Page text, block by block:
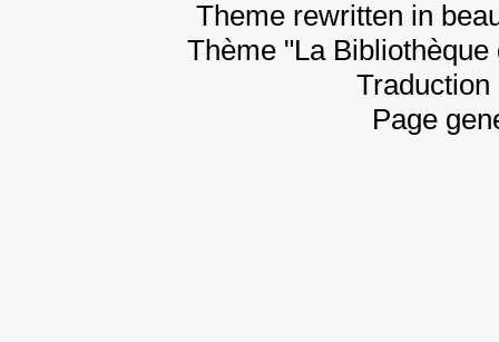
Theme rewritten in
Thème "La
Page